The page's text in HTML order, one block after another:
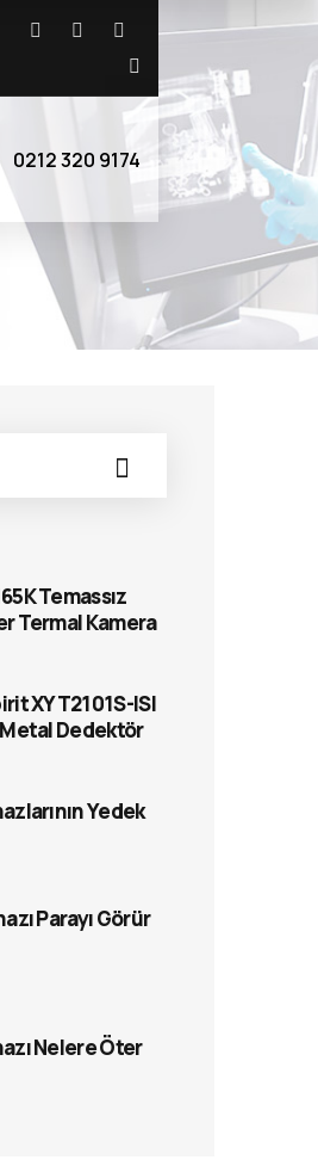
0212 320 9174
Temassız
Termal Kamera
XYT2101S-ISI
Metal Dedektör
Yedek
Parayı Görür
Nelere Öter